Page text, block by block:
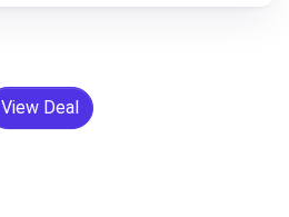
View Deal